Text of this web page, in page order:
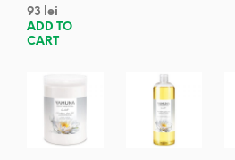
93
lei
ADD TO
CART